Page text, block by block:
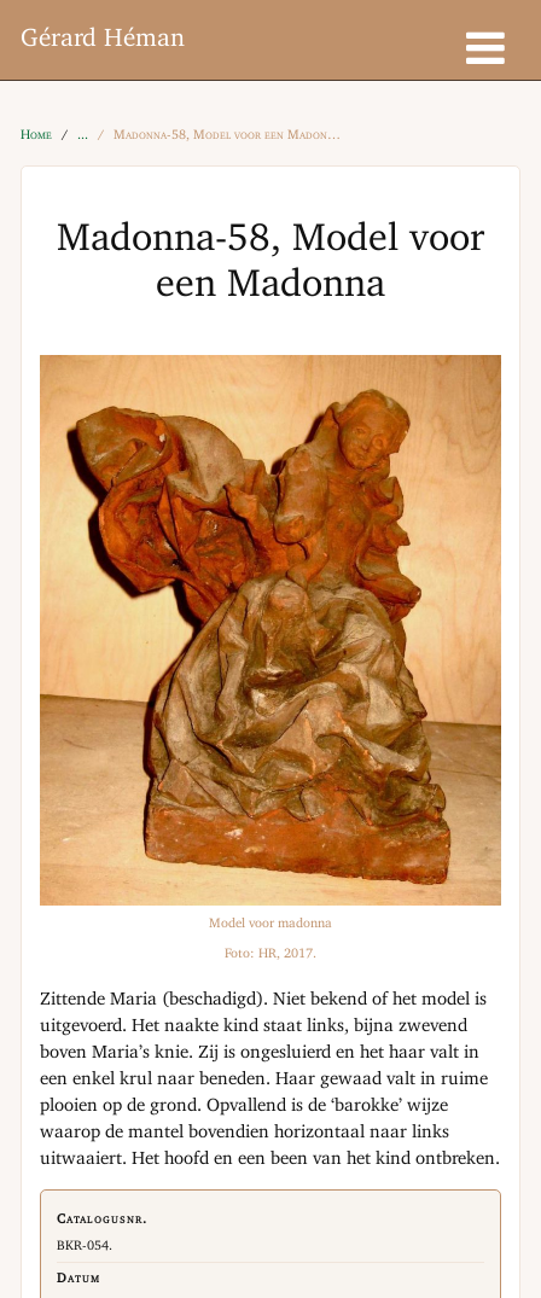
Gérard Héman
Home Madonna-58, Model voor een Madonna
Madonna-58, Model voor
een Madonna
Model voor madonna
Foto: HR, 2017.
Zittende Maria (beschadigd). Niet bekend of het model is
uitgevoerd. Het naakte kind staat links, bijna zwevend
boven Maria’s knie. Zij is ongesluierd en het haar valt in
een enkel krul naar beneden. Haar gewaad valt in ruime
plooien op de grond. Opvallend is de ‘barokke’ wijze
waarop de mantel bovendien horizontaal naar links
uitwaaiert. Het hoofd en een been van het kind ontbreken.
Catalogusnr.
BKR-054.
Datum